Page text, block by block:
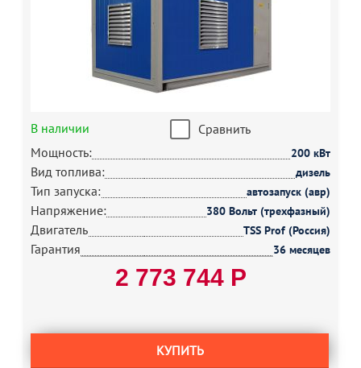
В наличии
Сравнить
Мощность:
200 кВт
Вид топлива: дизель
Тип запуска: автозапуск (авр)
Напряжение: 380 Вольт (трехфазный)
Двигатель TSS Prof (Россия)
Гарантия 36 месяцев
2 773 744 Р
КУПИТЬ